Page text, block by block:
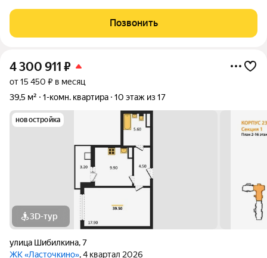
транспорта. Освобождена, никто не прописан. Просмотр в
любое удобное время!!! Если
Позвонить
4 300 911 ₽
от 15 450 ₽ в месяц
39,5 м²
1-комн. квартира 10 этаж из 17
новостройка
3D-тур
улица Шибилкина,7
ЖК «Ласточкино», 4 квартал 2026